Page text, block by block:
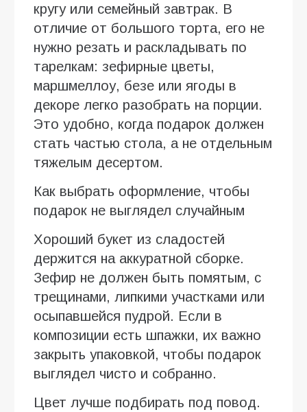
кругу или семейный завтрак. В
отличие от большого торта, его не
нужно резать и раскладывать по
тарелкам: зефирные цветы,
маршмеллоу, безе или ягоды в
декоре легко разобрать на порции.
Это удобно, когда подарок должен
стать частью стола, а не отдельным
тяжелым десертом.
Как выбрать оформление, чтобы
подарок не выглядел случайным
Хороший букет из сладостей
держится на аккуратной сборке.
Зефир не должен быть помятым, с
трещинами, липкими участками или
осыпавшейся пудрой. Если в
композиции есть шпажки, их важно
закрыть упаковкой, чтобы подарок
выглядел чисто и собранно.
Цвет лучше подбирать под повод.